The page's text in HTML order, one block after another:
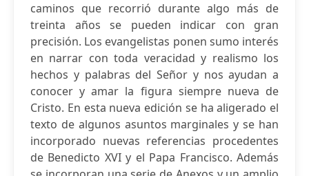
caminos que recorrió durante algo más de
treinta años se pueden indicar con gran
precisión. Los evangelistas ponen sumo interés
en narrar con toda veracidad y realismo los
hechos y palabras del Señor y nos ayudan a
conocer y amar la figura siempre nueva de
Cristo. En esta nueva edición se ha aligerado el
texto de algunos asuntos marginales y se han
incorporado nuevas referencias procedentes
de Benedicto XVI y el Papa Francisco. Además